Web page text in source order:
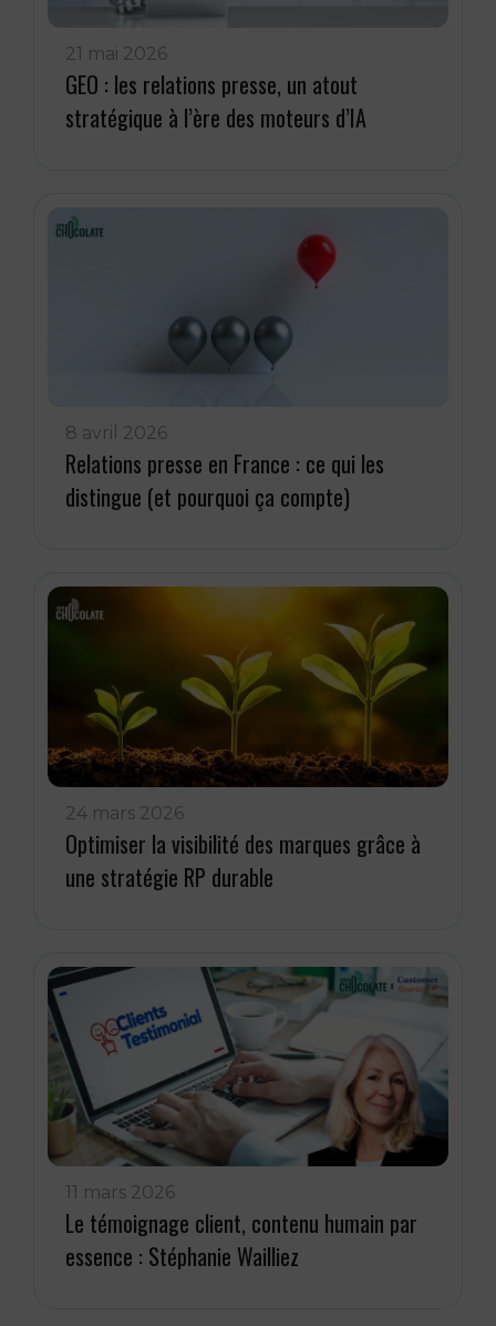
21 mai 2026
GEO : les relations presse, un atout
stratégique à l’ère des moteurs d’IA
8 avril 2026
Relations presse en France : ce qui les
distingue (et pourquoi ça compte)
24 mars 2026
Optimiser la visibilité des marques grâce à
une stratégie RP durable
11 mars 2026
Le témoignage client, contenu humain par
essence : Stéphanie Wailliez